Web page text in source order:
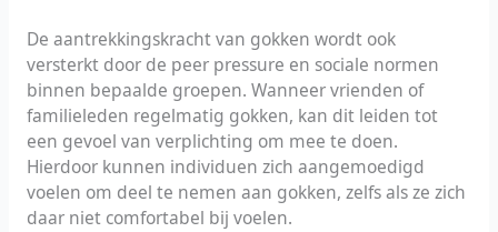
De aantrekkingskracht van gokken wordt ook
versterkt door de peer pressure en sociale normen
binnen bepaalde groepen. Wanneer vrienden of
familieleden regelmatig gokken, kan dit leiden tot
een gevoel van verplichting om mee te doen.
Hierdoor kunnen individuen zich aangemoedigd
voelen om deel te nemen aan gokken, zelfs als ze zich
daar niet comfortabel bij voelen.